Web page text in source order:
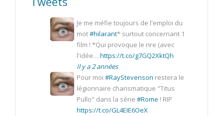
Je me méfie toujours de l'emploi du
mot#hilarant* surtout concernant 1
film ! *Qui provoque le rire (avec
l'idée… https://t.co/g7GQ2XktQh
Il y a 2 années
Pour moi #RayStevenson restera le
légionnaire charismatique "Titus
Pullo" dans la série #Rome ! RIP
https://t.co/GL4EIE6OeX